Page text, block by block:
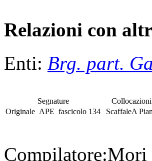
Relazioni con
Enti: Brg. part.
Segnature
Originale APE fascicolo 134
Collocazioni
ScaffaleA
Compilatore:Mori